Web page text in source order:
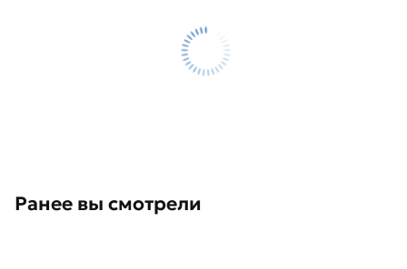
Ранее вы смотрели